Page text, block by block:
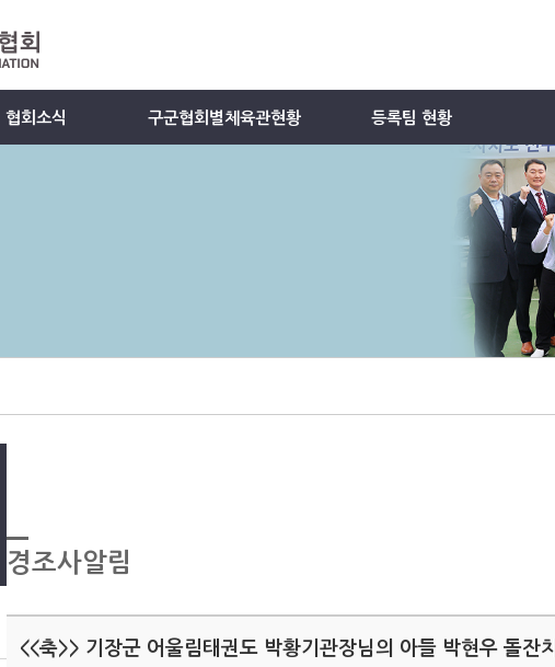
협회소식 구군협회별체육관현황 등록팀 현황
경조사알림
<<축>> 기장군 어울림태권도 박황기관장님의 아들 박현우 돌잔치